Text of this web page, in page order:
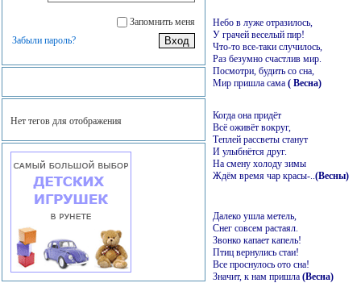
Запомнить меня
Забыли пароль?
Нет тегов для отображения
Небо в луже отразилось,
У грачей веселый пир!
Что-то все-таки случилось,
Раз безумно счастлив мир.
Посмотри, будить со сна,
Мир пришла сама ( Весна)
Когда она придёт
Всё оживёт вокруг,
Теплей рассветы станут
И улыбнётся друг.
На смену холоду зимы
Ждём время чар красы-.. (Весны)
Далеко ушла метель,
Снег совсем растаял.
Звонко капает капель!
Птиц вернулись стаи!
Все проснулось ото сна!
Значит, к нам пришла (Весна)